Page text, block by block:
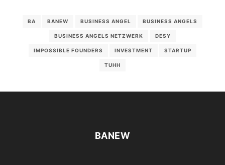
BA BANEW BUSINESS ANGEL BUSINESS ANGELS
BUSINESS ANGELS NETZWERK DESY
IMPOSSIBLE FOUNDERS INVESTMENT STARTUP
TUHH
BANEW